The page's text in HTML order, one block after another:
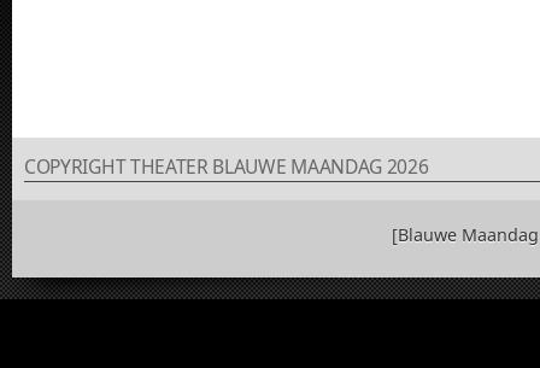
COPYRIGHT THEATER BLAUWE MAANDAG 2026
[Blauwe